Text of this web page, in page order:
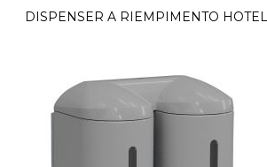
DISPENSER A RIEMPIMENTO